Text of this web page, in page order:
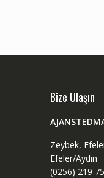
Bize Ulaşın
Zeybek,
Efeler/Aydın
(0256) 219